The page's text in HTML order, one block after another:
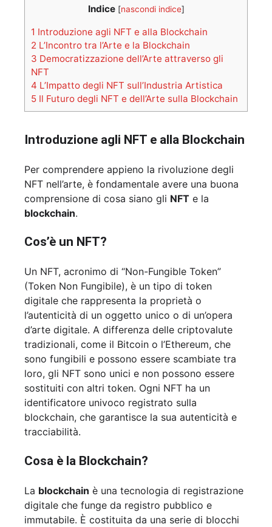
Indice [nascondi indice]
1 Introduzione agli NFT e alla Blockchain
2 L’Incontro tra l’Arte e la Blockchain
3 Democratizzazione dell’Arte attraverso gli
NFT
4 L’Impatto degli NFT sull’Industria Artistica
5 Il Futuro degli NFT e dell’Arte sulla Blockchain
Introduzione agli NFT e alla Blockchain
Per comprendere appieno la rivoluzione degli
NFT nell’arte, è fondamentale avere una buona
comprensione di cosa siano gli NFT e la
blockchain.
Cos’è un NFT?
Un NFT, acronimo di “Non-Fungible Token”
(Token Non Fungibile), è un tipo di token
digitale che rappresenta la proprietà o
l’autenticità di un oggetto unico o di un’opera
d’arte digitale. A differenza delle criptovalute
tradizionali, come il Bitcoin o l’Ethereum, che
sono fungibili e possono essere scambiate tra
loro, gli NFT sono unici e non possono essere
sostituiti con altri token. Ogni NFT ha un
identificatore univoco registrato sulla
blockchain, che garantisce la sua autenticità e
tracciabilità.
Cosa è la Blockchain?
La blockchain è una tecnologia di registrazione
digitale che funge da registro pubblico e
immutabile. È costituita da una serie di blocchi